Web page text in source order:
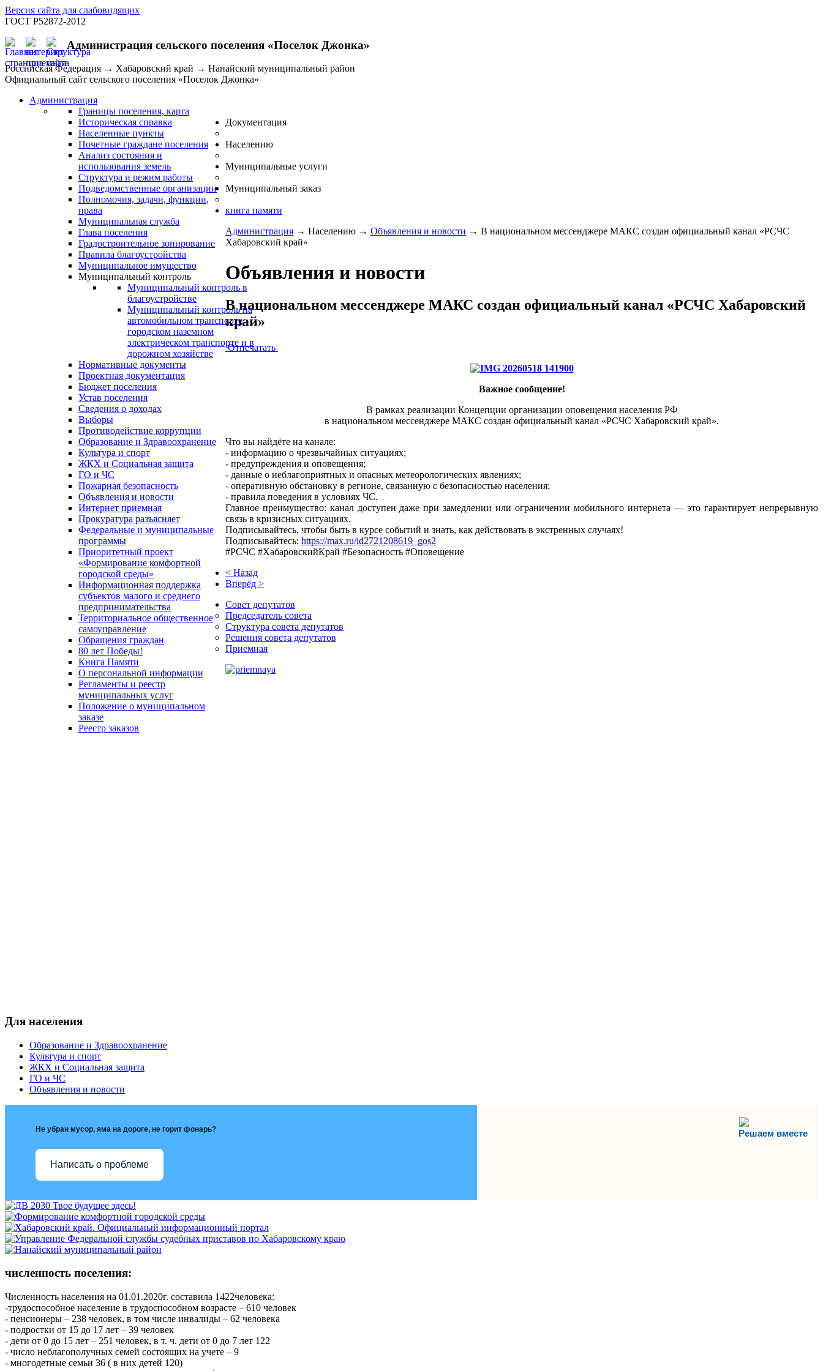
Версия сайта для слабовидящих
ГОСТ Р52872-2012
Администрация сельского поселения «Поселок Джонка»
Российская Федерация → Хабаровский край → Нанайский муниципальный район
Официальный сайт сельского поселения «Поселок Джонка»
Администрация
Границы поселения, карта
Историческая справка
Населенные пункты
Почетные граждане поселения
Анализ состояния и
использования земель
Структура и режим работы
Подведомственные организации
Полномочия, задачи, функции,
права
Муниципальная служба
Глава поселения
Градостроительное зонирование
Правила благоустройства
Муниципальное имущество
Муниципальный контроль
Муниципальный контроль в
благоустройстве
Муниципальный контроль на
автомобильном транспорте,
городском наземном
электрическом транспорте и в
дорожном хозяйстве
Документация
Нормативные документы
Проектная документация
Бюджет поселения
Устав поселения
Сведения о доходах
Выборы
Противодействие коррупции
Населению
Образование и Здравоохранение
Культура и спорт
ЖКХ и Социальная защита
ГО и ЧС
Пожарная безопасность
Объявления и новости
Интернет приемная
Прокуратура разъясняет
Федеральные и муниципальные
программы
Приоритетный проект
«Формирование комфортной
городской среды»
Информационная поддержка
субъектов малого и среднего
предпринимательства
Территориальное общественное
самоуправление
Обращения граждан
80 лет Победы!
Книга Памяти
О персональной информации
Муниципальные услуги
Регламенты и реестр
муниципальных услуг
Муниципальный заказ
Положение о муниципальном
заказе
Реестр заказов
книга памяти
Администрация → Населению → Объявления и новости → В национальном мессенджере МАКС создан официальный канал «РСЧС
Хабаровский край»
Объявления и новости
В национальном мессенджере МАКС создан официальный канал «РСЧС Хабаровский
край»
Отпечатать
Важное сообщение!
В рамках реализации Концепции организации оповещения населения РФ
в национальном мессенджере МАКС создан официальный канал «РСЧС Хабаровский край».
Что вы найдёте на канале:
- информацию о чрезвычайных ситуациях;
- предупреждения и оповещения;
- данные о неблагоприятных и опасных метеорологических явлениях;
- оперативную обстановку в регионе, связанную с безопасностью населения;
- правила поведения в условиях ЧС.
Главное преимущество: канал доступен даже при замедлении или ограничении мобильного интернета — это гарантирует непрерывную
связь в кризисных ситуациях.
Подписывайтесь, чтобы быть в курсе событий и знать, как действовать в экстренных случаях!
Подписывайтесь: https://max.ru/id2721208619_gos2
#РСЧС #ХабаровскийКрай #Безопасность #Оповещение
< Назад
Вперёд >
Совет депутатов
Председатель совета
Структура совета депутатов
Решения совета депутатов
Приемная
Для населения
Образование и Здравоохранение
Культура и спорт
ЖКХ и Социальная защита
ГО и ЧС
Объявления и новости
Решаем вместе
Не убран мусор, яма на дороге, не горит фонарь?
Написать о проблеме
численность поселения:
Численность населения на 01.01.2020г. составила 1422человека:
-трудоспособное население в трудоспособном возрасте – 610 человек
- пенсионеры – 238 человек, в том числе инвалиды – 62 человека
- подростки от 15 до 17 лет – 39 человек
- дети от 0 до 15 лет – 251 человек, в т. ч. дети от 0 до 7 лет 122
- число неблагополучных семей состоящих на учете – 9
- многодетные семьи 36 ( в них детей 120)